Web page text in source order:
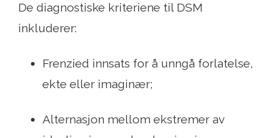
De diagnostiske kriteriene til DSM
inkluderer:
Frenzied innsats for å unngå forlatelse,
ekte eller imaginær;
Alternasjon mellom ekstremer av